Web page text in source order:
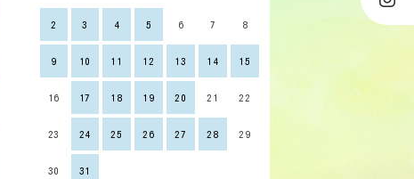
2 3 4 5 6 7 8
9 10 11 12 13 14 15
16 17 18 19 20 21 22
23 24 25 26 27 28 29
30 31